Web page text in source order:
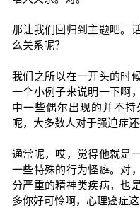
那让我们回归到主题吧。
么关系呢？
我们之所以在一开头的时
一个小例子来说明一下啊
中一些偶尔出现的并不
呢，大多数人对于强迫症还
通常呢，哎，觉得他就是
一些特殊的行为怪癖。对
分严重的精神类疾病，也
多你好可怜啊，心理癌症